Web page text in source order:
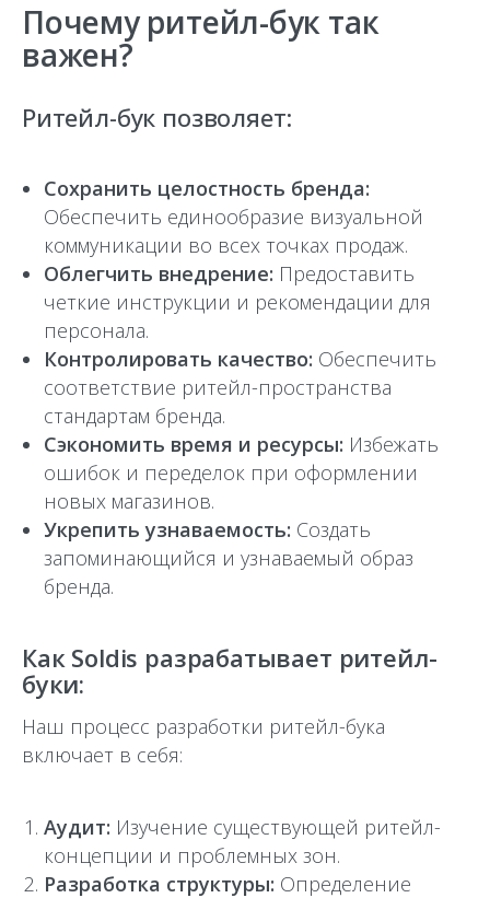
Почему ритейл-бук так
важен?
Ритейл-бук позволяет:
Сохранить целостность бренда:
Обеспечить единообразие визуальной
коммуникации во всех точках продаж.
Облегчить внедрение: Предоставить
четкие инструкции и рекомендации для
персонала.
Контролировать качество: Обеспечить
соответствие ритейл-пространства
стандартам бренда.
Сэкономить время и ресурсы: Избежать
ошибок и переделок при оформлении
новых магазинов.
Укрепить узнаваемость: Создать
запоминающийся и узнаваемый образ
бренда.
Как Soldis разрабатывает ритейл-
буки:
Наш процесс разработки ритейл-бука
включает в себя:
Аудит: Изучение существующей ритейл-
концепции и проблемных зон.
Разработка структуры: Определение